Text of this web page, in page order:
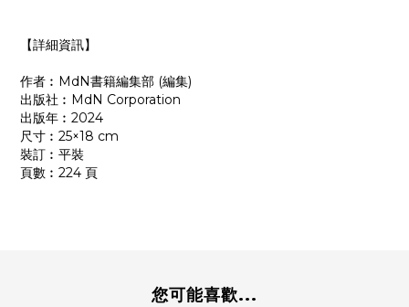
【詳細資訊】
作者︰MdN書籍編集部 (編集)
出版社︰MdN Corporation
出版年︰2024
尺寸︰25×18 cm
裝訂︰平裝
頁數︰224 頁
您可能喜歡...